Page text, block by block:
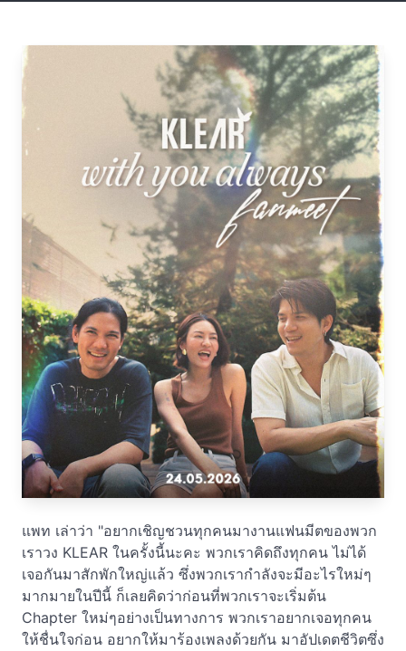
แพท เล่าว่า "อยากเชิญชวนทุกคนมางานแฟนมีตของพวก
เราวง KLEAR ในครั้งนี้นะคะ พวกเราคิดถึงทุกคน ไม่ได้
เจอกันมาสักพักใหญ่แล้ว ซึ่งพวกเรากำลังจะมีอะไรใหม่ๆ
มากมายในปีนี้ ก็เลยคิดว่าก่อนที่พวกเราจะเริ่มต้น
Chapter ใหม่ๆอย่างเป็นทางการ พวกเราอยากเจอทุกคน
ให้ชื่นใจก่อน อยากให้มาร้องเพลงด้วยกัน มาอัปเดตชีวิตซึ่ง